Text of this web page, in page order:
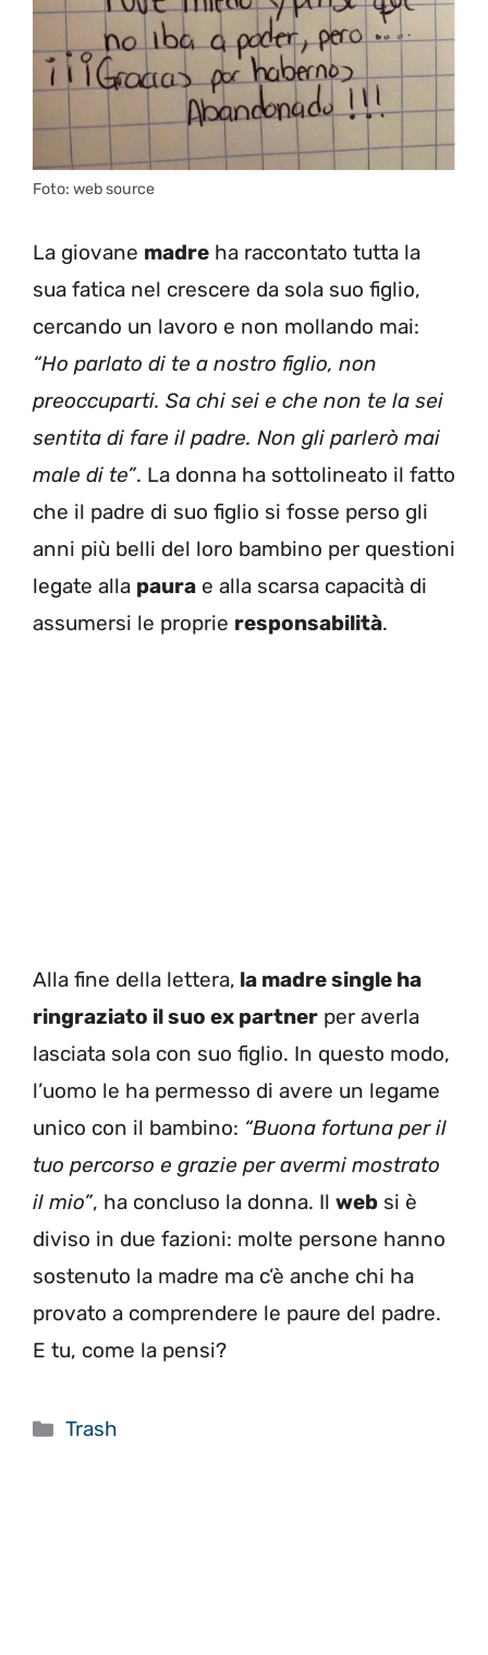
Foto: web source
La giovane madre ha raccontato tutta la
sua fatica nel crescere da sola suo figlio,
cercando un lavoro e non mollando mai:
“Ho parlato di te a nostro figlio, non
preoccuparti. Sa chi sei e che non te la sei
sentita di fare il padre. Non gli parlerò mai
male di te”. La donna ha sottolineato il fatto
che il padre di suo figlio si fosse perso gli
anni più belli del loro bambino per questioni
legate alla paura e alla scarsa capacità di
assumersi le proprie responsabilità.
Alla fine della lettera, la madre single ha
ringraziato il suo ex partner per averla
lasciata sola con suo figlio. In questo modo,
l’uomo le ha permesso di avere un legame
unico con il bambino: “Buona fortuna per il
tuo percorso e grazie per avermi mostrato
il mio”, ha concluso la donna. Il web si è
diviso in due fazioni: molte persone hanno
sostenuto la madre ma c’è anche chi ha
provato a comprendere le paure del padre.
E tu, come la pensi?
Categorie
Trash